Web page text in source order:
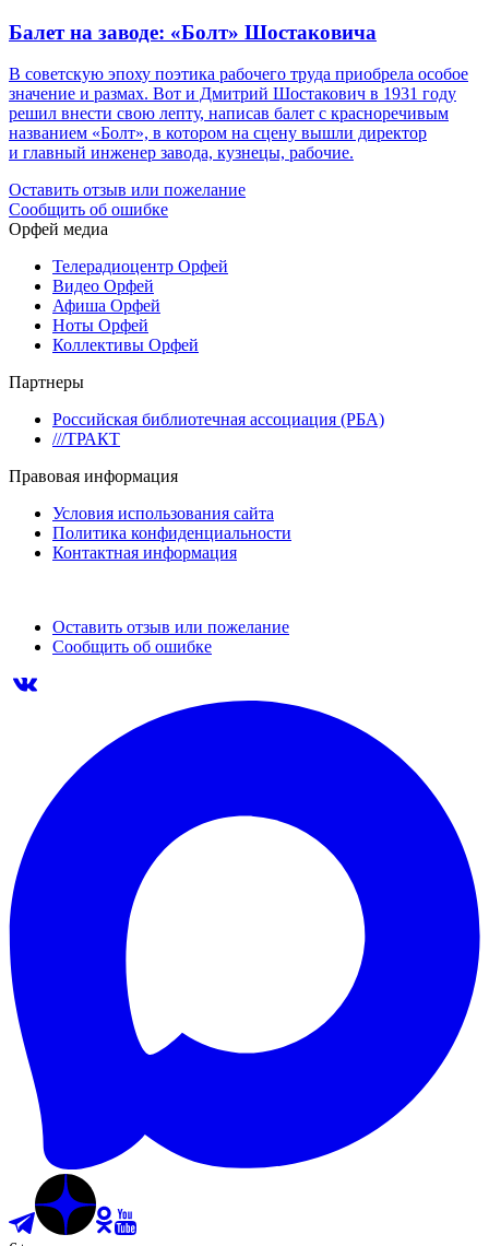
Балет на заводе: «Болт» Шостаковича
В советскую эпоху поэтика рабочего труда приобрела особое
значение и размах. Вот и Дмитрий Шостакович в 1931 году
решил внести свою лепту, написав балет с красноречивым
названием «Болт», в котором на сцену вышли директор
и главный инженер завода, кузнецы, рабочие.
Оставить отзыв или пожелание
Сообщить об ошибке
Орфей медиа
Телерадиоцентр Орфей
Видео Орфей
Афиша Орфей
Ноты Орфей
Коллективы Орфей
Партнеры
Российская библиотечная ассоциация (РБА)
///ТРАКТ
Правовая информация
Условия использования сайта
Политика конфиденциальности
Контактная информация
Оставить отзыв или пожелание
Сообщить об ошибке